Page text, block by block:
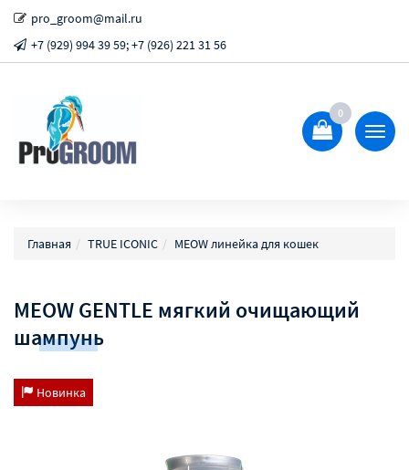
pro_groom@mail.ru
+7 (929) 994 39 59; +7 (926) 221 31 56
0
Главная TRUE ICONIC MEOW линейка для кошек
MEOW GENTLE мягкий очищающий
шампунь
Новинка